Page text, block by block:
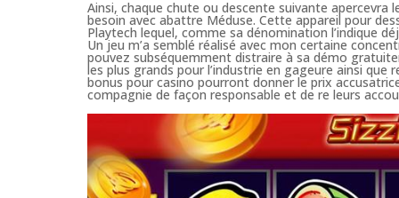
Ainsi, chaque chute ou descente suivante
besoin avec abattre Méduse. Cette appareil pour
Playtech lequel, comme sa dénomination l’indique
Un jeu m’a semblé réalisé avec mon certaine
pouvez subséquemment distraire à sa démo
les plus grands pour l’industrie en gageure ainsi
bonus pour casino pourront donner le prix
compagnie de façon responsable et de re leurs